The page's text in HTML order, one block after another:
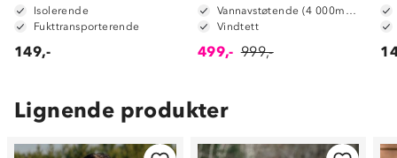
Isolerende
Fukttransporterende
149,-
Vindtett
499,- 999,-
Lignende produkter